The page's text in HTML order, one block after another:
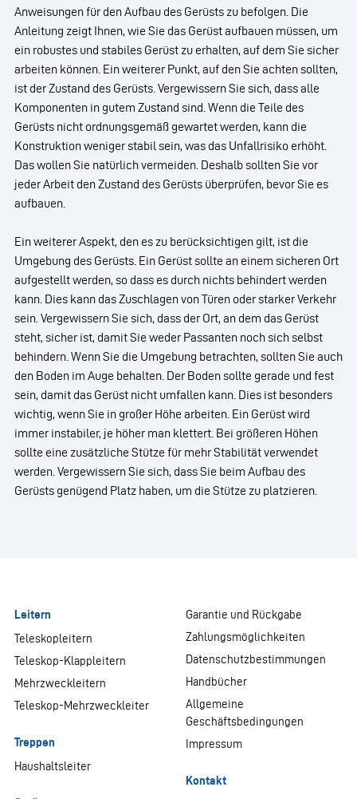
Anweisungen für den Aufbau des Gerüsts zu befolgen. Die
Anleitung zeigt Ihnen, wie Sie das Gerüst aufbauen müssen, um
ein robustes und stabiles Gerüst zu erhalten, auf dem Sie sicher
arbeiten können. Ein weiterer Punkt, auf den Sie achten sollten,
ist der Zustand des Gerüsts. Vergewissern Sie sich, dass alle
Komponenten in gutem Zustand sind. Wenn die Teile des
Gerüsts nicht ordnungsgemäß gewartet werden, kann die
Konstruktion weniger stabil sein, was das Unfallrisiko erhöht.
Das wollen Sie natürlich vermeiden. Deshalb sollten Sie vor
jeder Arbeit den Zustand des Gerüsts überprüfen, bevor Sie es
aufbauen.
Ein weiterer Aspekt, den es zu berücksichtigen gilt, ist die
Umgebung des Gerüsts. Ein Gerüst sollte an einem sicheren Ort
aufgestellt werden, so dass es durch nichts behindert werden
kann. Dies kann das Zuschlagen von Türen oder starker Verkehr
sein. Vergewissern Sie sich, dass der Ort, an dem das Gerüst
steht, sicher ist, damit Sie weder Passanten noch sich selbst
behindern. Wenn Sie die Umgebung betrachten, sollten Sie auch
den Boden im Auge behalten. Der Boden sollte gerade und fest
sein, damit das Gerüst nicht umfallen kann. Dies ist besonders
wichtig, wenn Sie in großer Höhe arbeiten. Ein Gerüst wird
immer instabiler, je höher man klettert. Bei größeren Höhen
sollte eine zusätzliche Stütze für mehr Stabilität verwendet
werden. Vergewissern Sie sich, dass Sie beim Aufbau des
Gerüsts genügend Platz haben, um die Stütze zu platzieren.
Leitern
Teleskopleitern
Teleskop-Klappleitern
Mehrzweckleitern
Teleskop-Mehrzweckleiter
Treppen
Haushaltsleiter
Garantie und Rückgabe
Zahlungsmöglichkeiten
Datenschutzbestimmungen
Handbücher
Allgemeine
Geschäftsbedingungen
Impressum
Kontakt